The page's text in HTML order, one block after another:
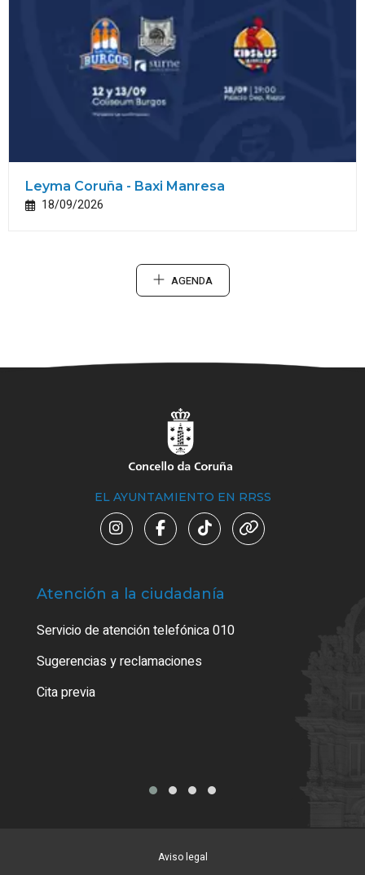
Leyma Coruña - Baxi Manresa
18/09/2026
AGENDA
EL AYUNTAMIENTO EN RRSS
Atención a la ciudadanía
Servicio de atención telefónica 010
Sugerencias y reclamaciones
Cita previa
Aviso legal